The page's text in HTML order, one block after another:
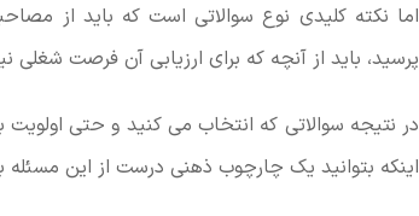
اما نکته کلیدی نوع سوالاتی است که باید از
پرسید، باید از آنچه که برای ارزیابی آن فرصت شغلی
در نتیجه سوالاتی که انتخاب می کنید و حتی
اینکه بتوانید یک چارچوب ذهنی درست از این مسئله